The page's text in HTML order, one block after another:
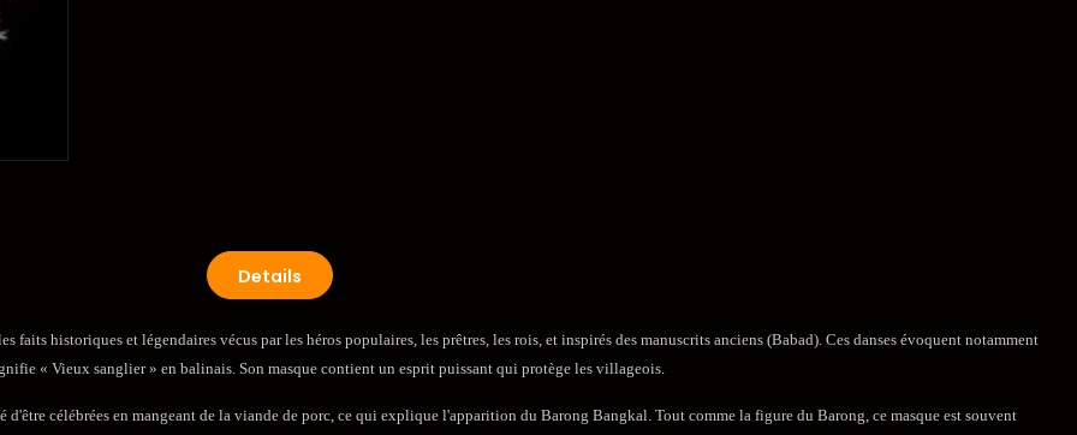
Details
faits historiques et légendaires vécus par les héros populaires, les prêtres, les rois, et inspirés des manuscrits anciens (Babad). Ces danses évoquent notamment
« Vieux sanglier » en balinais. Son masque contient un esprit puissant qui protège les villageois.
célébrées en mangeant de la viande de porc, ce qui explique l'apparition du Barong Bangkal. Tout comme la figure du Barong, ce masque est souvent